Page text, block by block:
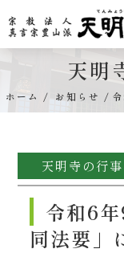
天明
ホーム お知らせ
天明寺の行事
令和6
同法要」